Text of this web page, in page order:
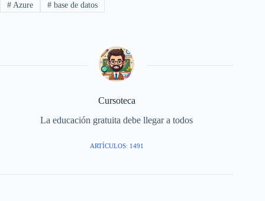
#Azure #base de datos
Cursoteca
La educación gratuita debe llegar a todos
ARTÍCULOS: 1491